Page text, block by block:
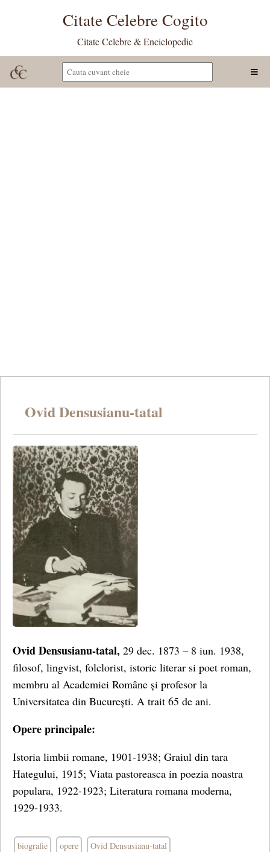
Citate Celebre Cogito
Citate Celebre & Enciclopedie
Ovid Densusianu-tatal
Ovid Densusianu-tatal, 29 dec. 1873 – 8 iun. 1938,
filosof, lingvist, folclorist, istoric literar si poet roman,
membru al Academiei Române și profesor la
Universitatea din București. A trait 65 de ani.
Opere principale:
Istoria limbii romane, 1901-1938; Graiul din tara
Hategului, 1915; Viata pastoreasca in poezia noastra
populara, 1922-1923; Literatura romana moderna,
1929-1933.
biografie opere Ovid Densusianu-tatal